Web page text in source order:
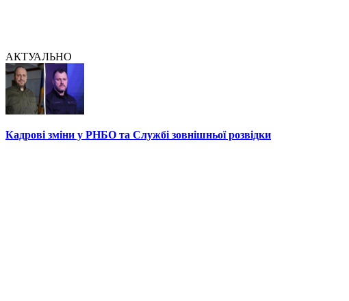
АКТУАЛЬНО
Кадрові зміни у РНБО та Службі зовнішньої розвідки